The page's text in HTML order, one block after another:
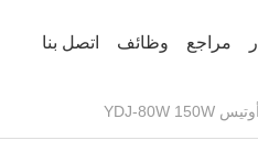
مراجع وظائف اتصل بنا